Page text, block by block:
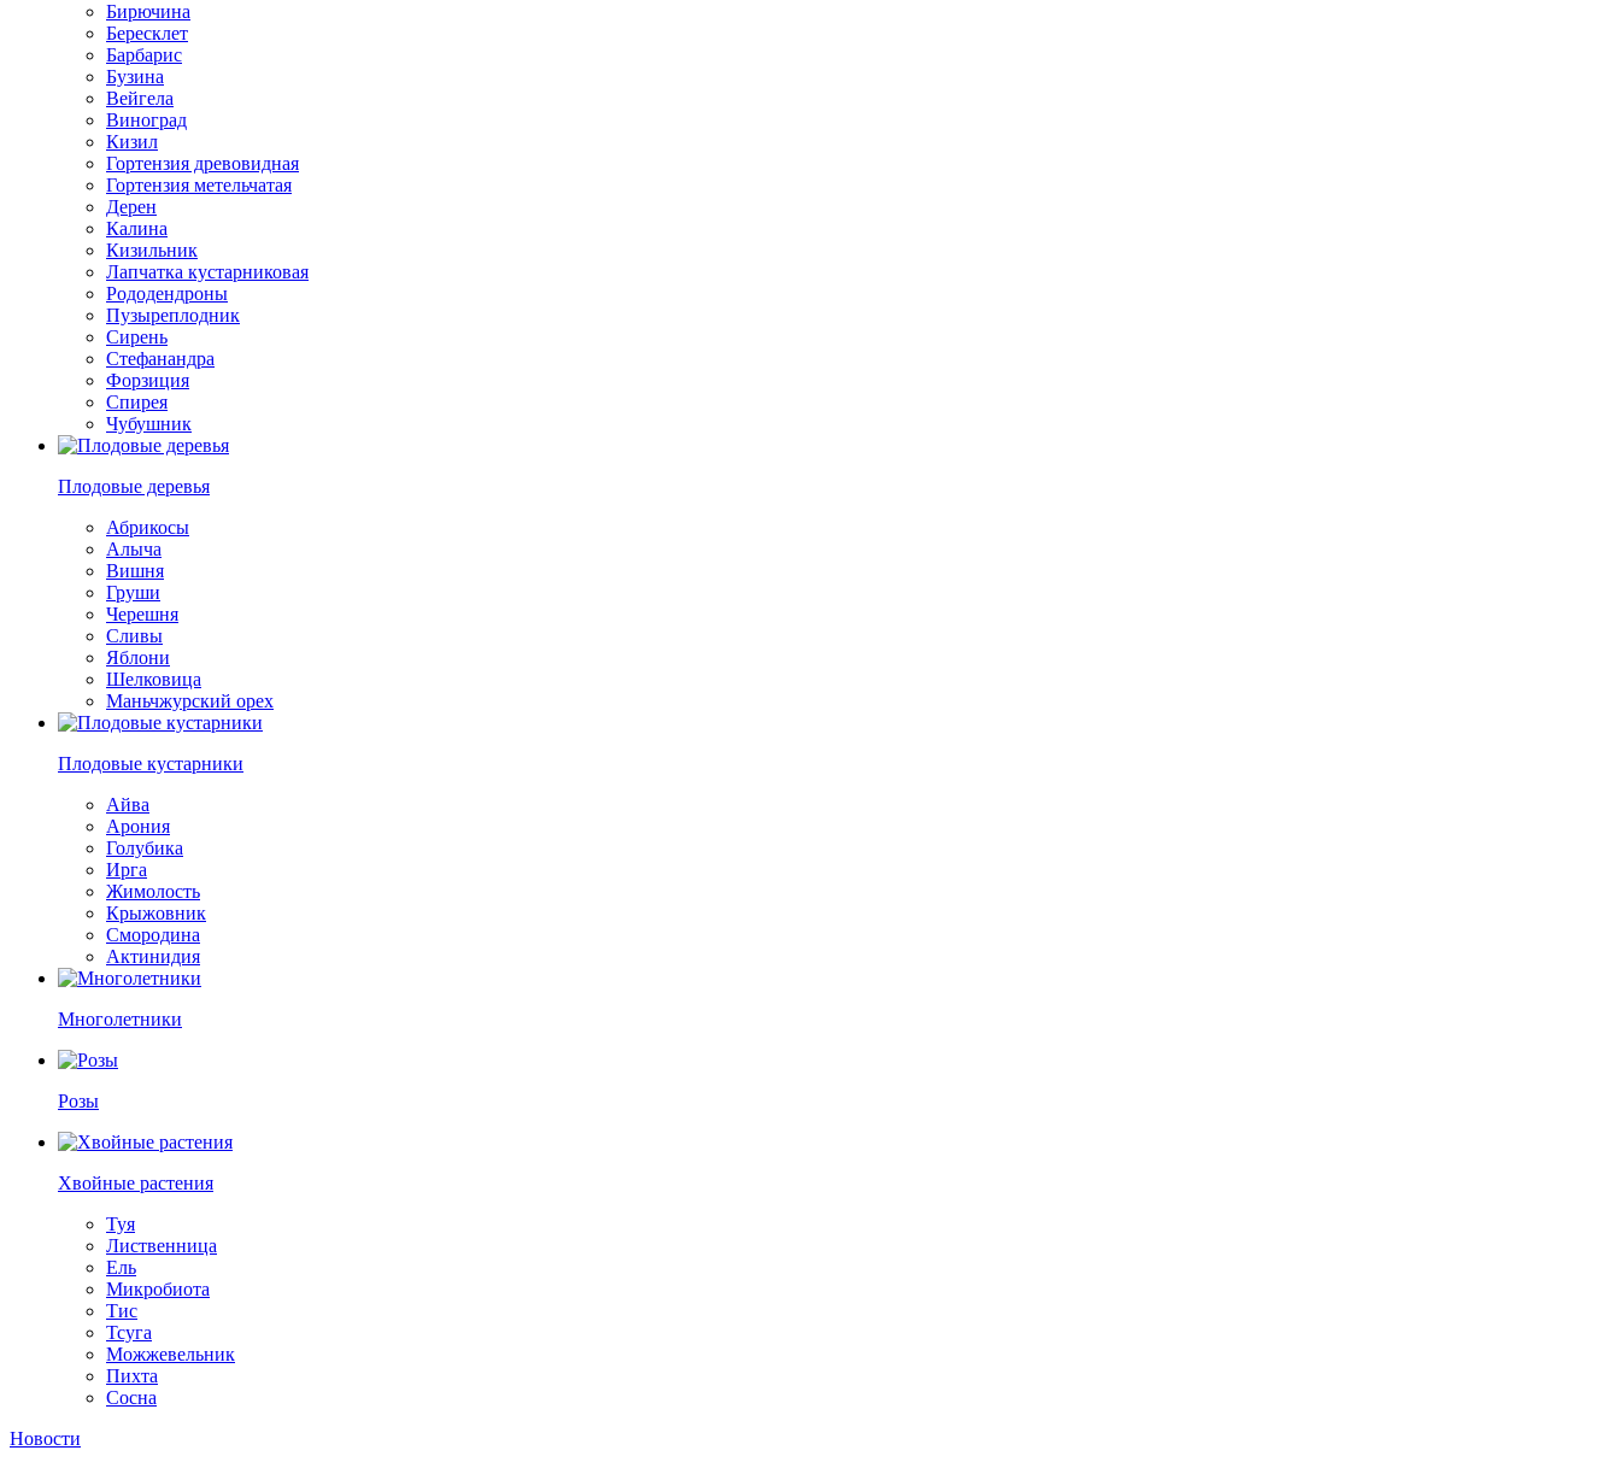
Бирючина
Бересклет
Барбарис
Бузина
Вейгела
Виноград
Кизил
Гортензия древовидная
Гортензия метельчатая
Дерен
Калина
Кизильник
Лапчатка кустарниковая
Рододендроны
Пузыреплодник
Сирень
Стефанандра
Форзиция
Спирея
Чубушник
Плодовые деревья
Абрикосы
Алыча
Вишня
Груши
Черешня
Сливы
Яблони
Шелковица
Маньчжурский орех
Плодовые кустарники
Айва
Арония
Голубика
Ирга
Жимолость
Крыжовник
Смородина
Актинидия
Многолетники
Розы
Хвойные растения
Туя
Лиственница
Ель
Микробиота
Тис
Тсуга
Можжевельник
Пихта
Сосна
Новости